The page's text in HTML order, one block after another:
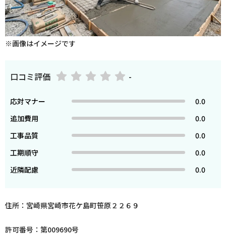
※画像はイメージです
口コミ評価 -
応対マナー
0.0
追加費用
0.0
工事品質
0.0
工期順守
0.0
近隣配慮
0.0
住所：宮崎県宮崎市花ケ島町笹原２２６９
許可番号：第009690号